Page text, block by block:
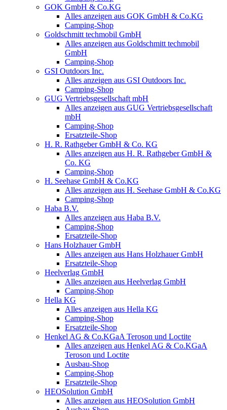
GOK GmbH & Co.KG
Alles anzeigen aus GOK GmbH & Co.KG
Camping-Shop
Goldschmitt techmobil GmbH
Alles anzeigen aus Goldschmitt techmobil
GmbH
Camping-Shop
GSI Outdoors Inc.
Alles anzeigen aus GSI Outdoors Inc.
Camping-Shop
GUG Vertriebsgesellschaft mbH
Alles anzeigen aus GUG Vertriebsgesellschaft
mbH
Camping-Shop
Ersatzteile-Shop
H. R. Rathgeber GmbH & Co. KG
Alles anzeigen aus H. R. Rathgeber GmbH &
Co. KG
Camping-Shop
H. Seehase GmbH & Co.KG
Alles anzeigen aus H. Seehase GmbH & Co.KG
Camping-Shop
Haba B.V.
Alles anzeigen aus Haba B.V.
Camping-Shop
Ersatzteile-Shop
Hans Holzhauer GmbH
Alles anzeigen aus Hans Holzhauer GmbH
Ersatzteile-Shop
Heelverlag GmbH
Alles anzeigen aus Heelverlag GmbH
Camping-Shop
Hella KG
Alles anzeigen aus Hella KG
Camping-Shop
Ersatzteile-Shop
Henkel AG & Co.KGaA Teroson und Loctite
Alles anzeigen aus Henkel AG & Co.KGaA
Teroson und Loctite
Ausbau-Shop
Camping-Shop
Ersatzteile-Shop
HEOSolution GmbH
Alles anzeigen aus HEOSolution GmbH